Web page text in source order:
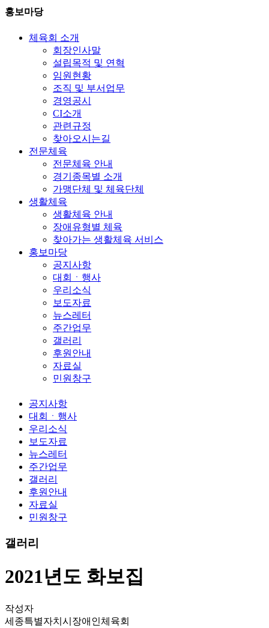
홍보마당
체육회 소개
회장인사말
설립목적 및 연혁
임원현황
조직 및 부서업무
경영공시
CI소개
관련규정
찾아오시는길
전문체육
전문체육 안내
경기종목별 소개
가맹단체 및 체육단체
생활체육
생활체육 안내
장애유형별 체육
찾아가는 생활체육 서비스
홍보마당
공지사항
대회ㆍ행사
우리소식
보도자료
뉴스레터
주간업무
갤러리
후원안내
자료실
민원창구
공지사항
대회ㆍ행사
우리소식
보도자료
뉴스레터
주간업무
갤러리
후원안내
자료실
민원창구
갤러리
2021년도 화보집
작성자
세종특별자치시장애인체육회